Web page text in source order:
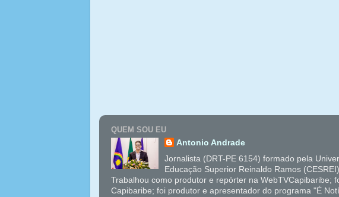
QUEM SOU EU
Antonio Andrade
Jornalista (DRT-PE 6154) formado pela
Educação Superior Reinaldo Ramos
Trabalhou como produtor e repórter na WebTVCapibaribe;
Capibaribe; foi produtor e apresentador do programa "É